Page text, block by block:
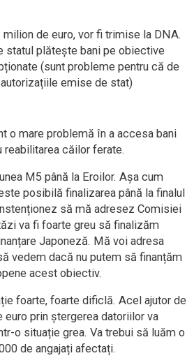
de euro, vor fi trimise la DNA.
statul plătește bani pe obiective
(sunt probleme pentru că de
emise de stat)
o mare problemă în a accesa bani
reabilitarea căilor ferate.
M5 până la Eroilor. Așa cum
posibilă finalizarea până la finalul
să mă adresez Comisiei
va fi foarte greu să finalizăm
Japoneză. Mă voi adresa
vedem dacă nu putem să finanțăm
acest obiectiv.
foarte, foarte dificlă. Acel ajutor de
euro prin ștergerea datoriilor va
o situație grea. Va trebui să luăm o
de angajați afectați.